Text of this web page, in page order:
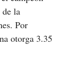
la
Por
otorga 3.35